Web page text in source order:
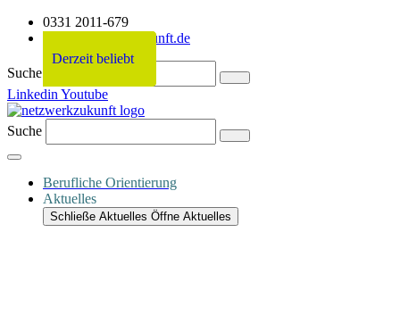
0331 2011-679
info@netzwerkzukunft.de
Suche
Linkedin Youtube
Suche
Berufliche Orientierung
Aktuelles
Schließe Aktuelles Öffne Aktuelles
Derzeit beliebt
Derzeit beliebt
Derzeit beliebt
Derzeit beliebt